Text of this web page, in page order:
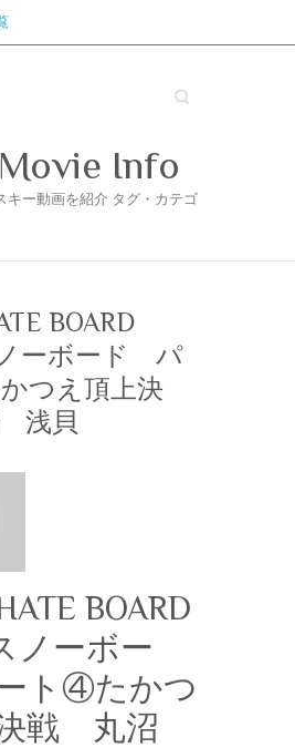
Search
Info
キー動画を紹介 タグ・カテゴ
BOARD
ノーボード パ
つえ頂上決
浅貝
BOARD
ノーボー
ト④たかつ
決戦 丸沼